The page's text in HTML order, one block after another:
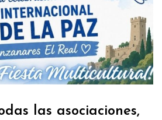
las asociaciones,